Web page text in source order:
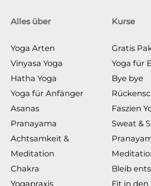
Alles über
Yoga Arten
Vinyasa Yoga
Hatha Yoga
Yoga für Anfänger
Asanas
Pranayama
Achtsamkeit &
Meditation
Chakra
Yogapraxis
Kurse
Gratis
Yoga für
Bye bye
Faszien
Sweat &
Bleib
Fit in den